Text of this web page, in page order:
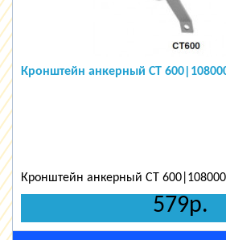
Кронштейн анкерный CT
Кронштейн анкерный CT
579р.